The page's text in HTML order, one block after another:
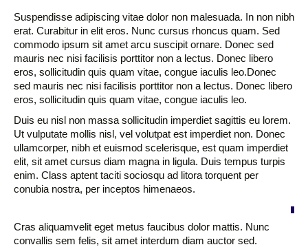
Suspendisse adipiscing vitae dolor non malesuada. In non nibh
erat. Curabitur in elit eros. Nunc cursus rhoncus quam. Sed
commodo ipsum sit amet arcu suscipit ornare. Donec sed
mauris nec nisi facilisis porttitor non a lectus. Donec libero
eros, sollicitudin quis quam vitae, congue iaculis leo.Donec
sed mauris nec nisi facilisis porttitor non a lectus. Donec libero
eros, sollicitudin quis quam vitae, congue iaculis leo.
Duis eu nisl non massa sollicitudin imperdiet sagittis eu lorem.
Ut vulputate mollis nisl, vel volutpat est imperdiet non. Donec
ullamcorper, nibh et euismod scelerisque, est quam imperdiet
elit, sit amet cursus diam magna in ligula. Duis tempus turpis
enim. Class aptent taciti sociosqu ad litora torquent per
conubia nostra, per inceptos himenaeos.
Cras aliquamvelit eget metus faucibus dolor mattis. Nunc
convallis sem felis, sit amet interdum diam auctor sed.